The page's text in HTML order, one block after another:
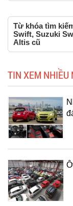
Từ khóa tìm
Swift, Suzuki
Altis cũ
TIN XEM NHIỀU